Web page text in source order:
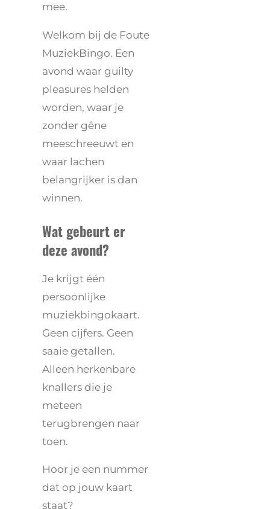
mee.
Welkom bij de Foute
MuziekBingo. Een
avond waar guilty
pleasures helden
worden, waar je
zonder gêne
meeschreeuwt en
waar lachen
belangrijker is dan
winnen.
Wat gebeurt er
deze avond?
Je krijgt één
persoonlijke
muziekbingokaart.
Geen cijfers. Geen
saaie getallen.
Alleen herkenbare
knallers die je
meteen
terugbrengen naar
toen.
Hoor je een nummer
dat op jouw kaart
staat?